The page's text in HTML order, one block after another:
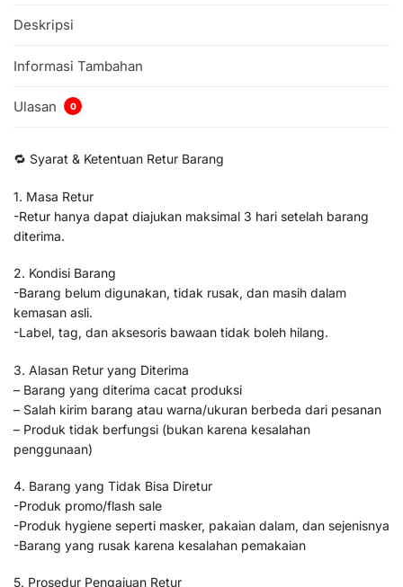
Deskripsi
Informasi Tambahan
Ulasan 0
🔁 Syarat & Ketentuan Retur Barang
1. Masa Retur
-Retur hanya dapat diajukan maksimal 3 hari setelah barang
diterima.
2. Kondisi Barang
-Barang belum digunakan, tidak rusak, dan masih dalam
kemasan asli.
-Label, tag, dan aksesoris bawaan tidak boleh hilang.
3. Alasan Retur yang Diterima
– Barang yang diterima cacat produksi
– Salah kirim barang atau warna/ukuran berbeda dari pesanan
– Produk tidak berfungsi (bukan karena kesalahan
penggunaan)
4. Barang yang Tidak Bisa Diretur
-Produk promo/flash sale
-Produk hygiene seperti masker, pakaian dalam, dan sejenisnya
-Barang yang rusak karena kesalahan pemakaian
5. Prosedur Pengajuan Retur